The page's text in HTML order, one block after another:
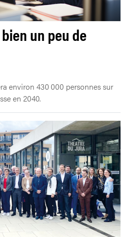
un peu de
environ 430 000 personnes sur
en 2040.